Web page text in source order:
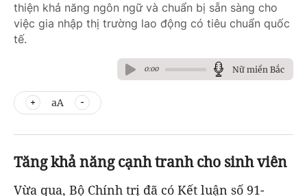
thiện khả năng ngôn ngữ và chuẩn bị sẵn sàng cho
việc gia nhập thị trường lao động có tiêu chuẩn quốc
tế.
0:00 Nữ miền Bắc
aA
Tăng khả năng cạnh tranh cho sinh viên
Vừa qua, Bộ Chính trị đã có Kết luận số 91-